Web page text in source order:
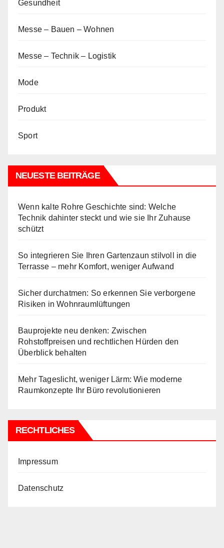
Gesundheit
Messe – Bauen – Wohnen
Messe – Technik – Logistik
Mode
Produkt
Sport
NEUESTE BEITRÄGE
Wenn kalte Rohre Geschichte sind: Welche
Technik dahinter steckt und wie sie Ihr Zuhause
schützt
So integrieren Sie Ihren Gartenzaun stilvoll in die
Terrasse – mehr Komfort, weniger Aufwand
Sicher durchatmen: So erkennen Sie verborgene
Risiken in Wohnraumlüftungen
Bauprojekte neu denken: Zwischen
Rohstoffpreisen und rechtlichen Hürden den
Überblick behalten
Mehr Tageslicht, weniger Lärm: Wie moderne
Raumkonzepte Ihr Büro revolutionieren
RECHTLICHES
Impressum
Datenschutz